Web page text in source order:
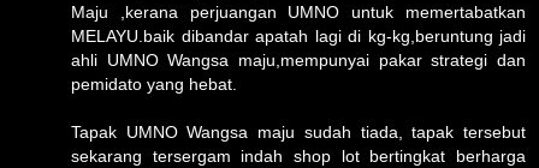
Maju ,kerana perjuangan UMNO untuk memertabatkan
MELAYU.baik dibandar apatah lagi di kg-kg,beruntung jadi
ahli UMNO Wangsa maju,mempunyai pakar strategi dan
pemidato yang hebat.
Tapak UMNO Wangsa maju sudah tiada, tapak tersebut
sekarang tersergam indah shop lot bertingkat berharga